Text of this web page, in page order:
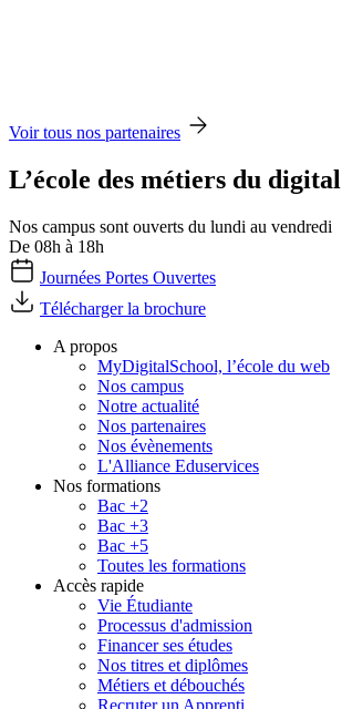
Voir tous nos partenaires
L’école des métiers du digital
Nos campus sont ouverts du lundi au vendredi
De 08h à 18h
Journées Portes Ouvertes
Télécharger la brochure
A propos
MyDigitalSchool, l’école du web
Nos campus
Notre actualité
Nos partenaires
Nos évènements
L'Alliance Eduservices
Nos formations
Bac +2
Bac +3
Bac +5
Toutes les formations
Accès rapide
Vie Étudiante
Processus d'admission
Financer ses études
Nos titres et diplômes
Métiers et débouchés